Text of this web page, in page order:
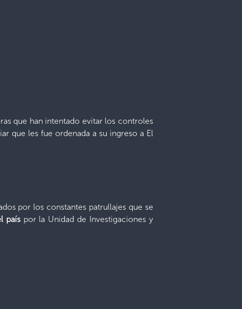
que han intentado evitar los controles
que les fue ordenada a su ingreso a El
por los constantes patrullajes que se
paíspor la Unidad de Investigaciones y